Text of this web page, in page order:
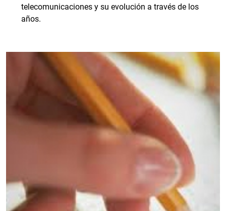
telecomunicaciones y su evolución a través de los
años.